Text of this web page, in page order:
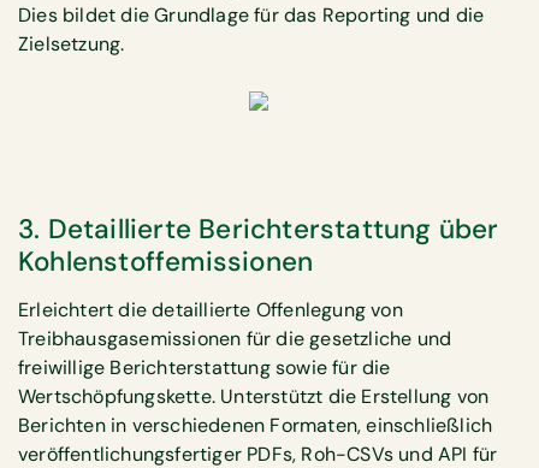
Dies bildet die Grundlage für das Reporting und die
Zielsetzung.
3. Detaillierte Berichterstattung über
Kohlenstoffemissionen
Erleichtert die detaillierte Offenlegung von
Treibhausgasemissionen für die gesetzliche und
freiwillige Berichterstattung sowie für die
Wertschöpfungskette. Unterstützt die Erstellung von
Berichten in verschiedenen Formaten, einschließlich
veröffentlichungsfertiger PDFs, Roh-CSVs und API für